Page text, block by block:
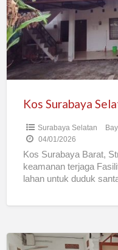
Kos Surabaya
Surabaya Selatan
04/01/2026
Kos Surabaya Barat,
keamanan terjaga
lahan untuk duduk
Kost